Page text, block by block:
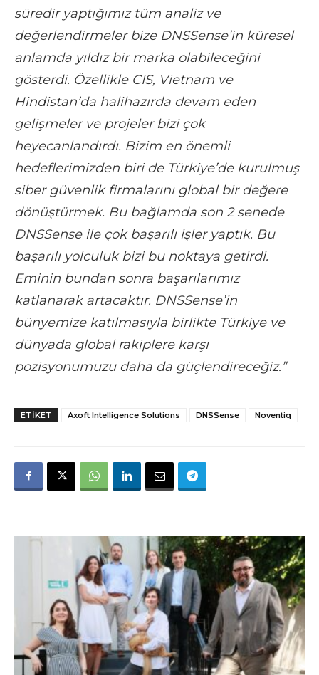
süredir yaptığımız tüm analiz ve
değerlendirmeler bize DNSSense’in küresel
anlamda yıldız bir marka olabileceğini
gösterdi. Özellikle CIS, Vietnam ve
Hindistan’da halihazırda devam eden
gelişmeler ve projeler bizi çok
heyecanlandırdı. Bizim en önemli
hedeflerimizden biri de Türkiye’de kurulmuş
siber güvenlik firmalarını global bir değere
dönüştürmek. Bu bağlamda son 2 senede
DNSSense ile çok başarılı işler yaptık. Bu
başarılı yolculuk bizi bu noktaya getirdi.
Eminin bundan sonra başarılarımız
katlanarak artacaktır. DNSSense’in
bünyemize katılmasıyla birlikte Türkiye ve
dünyada global rakiplere karşı
pozisyonumuzu daha da güçlendireceğiz.”
ETIKET Axoft Intelligence Solutions DNSSense Noventiq